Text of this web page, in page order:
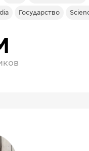
Государство